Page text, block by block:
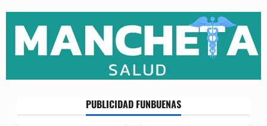
content
PUBLICIDAD FUNBUENAS